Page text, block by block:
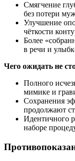
Смягчение
без потери
Улучшение
чёткости
Более
в речи и
Чего ожидать не
Полного
мимике и
Сохранения
продолжают
Идентичного
наборе